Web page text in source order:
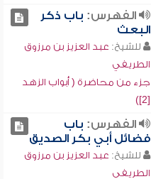
الفهرس: باب ذكر
البعث
للشيخ: عبد العزيز بن مرزوق
الطريفي
جزء من محاضرة ( أبواب الزهد
[2])
الفهرس: باب
فضائل أبي بكر الصديق
للشيخ: عبد العزيز بن مرزوق
الطريفي